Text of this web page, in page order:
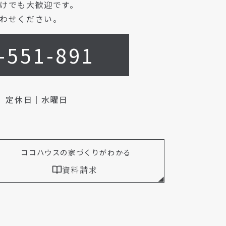
でも大歓迎です。
せください。
891
定休日｜水曜日
ココハウスの家づくりがわかる
資料請求